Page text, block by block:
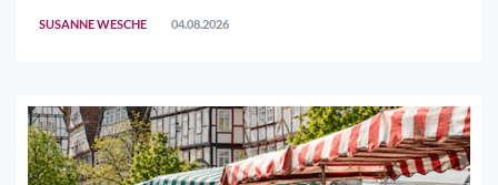
SUSANNE WESCHE 04.08.2026